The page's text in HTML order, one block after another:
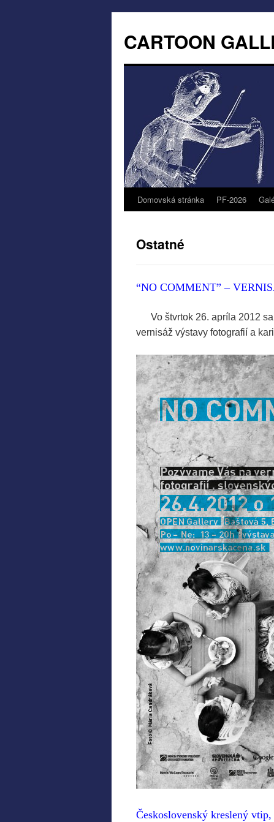
CARTOON
Domovská stránka PF-2026
Ostatné
“NO COMMENT” –
Vo štvrtok 26. apríla 2012
vernisáž výstavy fotografií a
Československý kreslený